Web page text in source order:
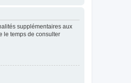
supplémentaires aux
le temps de consulter